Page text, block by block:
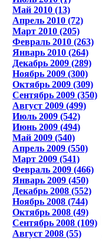
Май 2010 (13)
Апрель 2010 (72)
Март 2010 (205)
Февраль 2010 (263)
Январь 2010 (264)
Декабрь 2009 (289)
Ноябрь 2009 (300)
Октябрь 2009 (309)
Сентябрь 2009 (350)
Август 2009 (499)
Июль 2009 (542)
Июнь 2009 (494)
Май 2009 (540)
Апрель 2009 (550)
Март 2009 (541)
Февраль 2009 (466)
Январь 2009 (450)
Декабрь 2008 (552)
Ноябрь 2008 (744)
Октябрь 2008 (49)
Сентябрь 2008 (109)
Август 2008 (55)